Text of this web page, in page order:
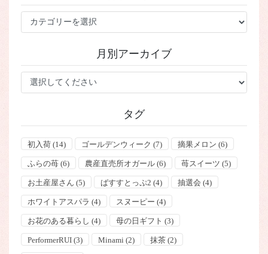
ー
月別アーカイブ
タグ
初入荷(14) ゴールデンウィーク (7) 摘果メロン (6)
ふらの苺(6) 農産直売所オガール(6) 苺スイーツ (5)
お土産屋さん (5) ばすすとっぷ2 (4) 抽選会 (4)
ホワイトアスパラ (4) スヌーピー (4)
お花のある暮らし (4) 母の日ギフト (3)
PerformerRUI(3) Minami (2) 抹茶(2)